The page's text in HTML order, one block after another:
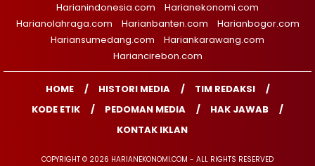
Harianindonesia.com
Harianekonomi.com
Harianolahraga.com
Harianbanten.com
Harianbogor.com
Hariansumedang.com
Hariankarawang.com
Hariancirebon.com
HOME HISTORI MEDIA
TIM REDAKSI
KODE ETIK
PEDOMAN MEDIA
HAK JAWAB
KONTAK IKLAN
COPYRIGHT © 2026 HARIANEKONOMI.COM - ALL RIGHTS RESERVED